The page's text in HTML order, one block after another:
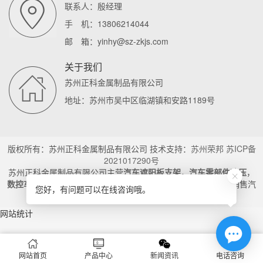
联系人：殷经理
手 机：13806214044
邮 箱：yinhy@sz-zkjs.com
关于我们
苏州正科金属制品有限公司
地址：苏州市吴中区临湖镇和安路1189号
版权所有：苏州正科金属制品有限公司 技术支持： 苏州荣邦 苏ICP备
2021017290号
苏州正科金属制品有限公司主营汽车遮阳板支架，汽车零部件冲压，
数控车加工是一家拥有先进精密五金制造技术,自主研发生产与销售汽
车零部件的一体公司。xml地图
网站首页 产品中心 新闻资讯 电话咨询
网站统计
您好，有问题可以在线咨询哦。